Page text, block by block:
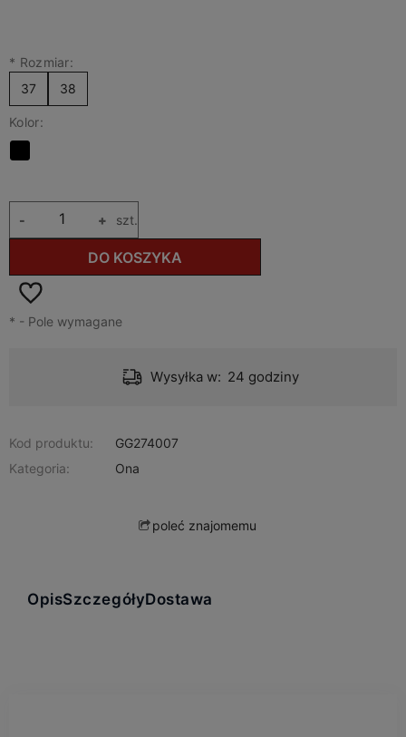
* Rozmiar:
37
38
Kolor:
+
- szt.
DO KOSZYKA
* - Pole wymagane
Wysyłka w: 24 godziny
Kod produktu:
GG274007
Kategoria:
Ona
poleć znajomemu
OpisSzczegółyDostawa